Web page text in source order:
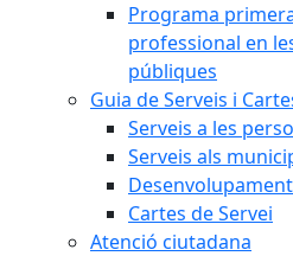
Programa
professional en
públiques
Guia de Serveis i
Serveis a les
Serveis als
Cartes de Servei
Atenció ciutadana